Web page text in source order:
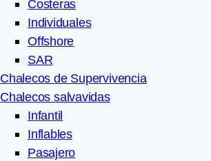
Costeras
Individuales
Offshore
SAR
Chalecos de Supervivencia
Chalecos salvavidas
Infantil
Inflables
Pasajero